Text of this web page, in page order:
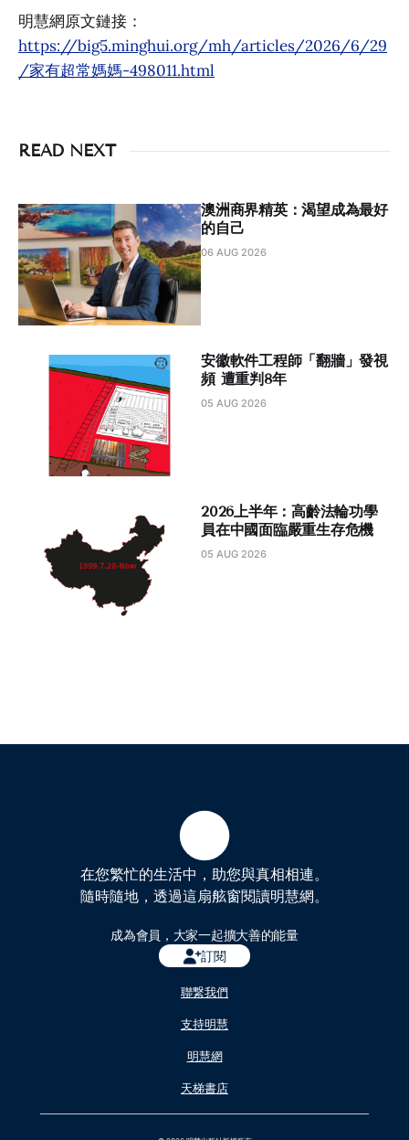
明慧網原文鏈接：
https://big5.minghui.org/mh/articles/2026/6/29
/家有超常媽媽-498011.html
READ NEXT
澳洲商界精英：渴望成為最好
的自己
06 AUG 2026
安徽軟件工程師「翻牆」發視
頻 遭重判8年
05 AUG 2026
2026上半年：高齡法輪功學
員在中國面臨嚴重生存危機
05 AUG 2026
在您繁忙的生活中，助您與真相相連。
隨時隨地，透過這扇舷窗閱讀明慧網。
成為會員，大家一起擴大善的能量
訂閱
聯繋我們
支持明慧
明慧網
天梯書店